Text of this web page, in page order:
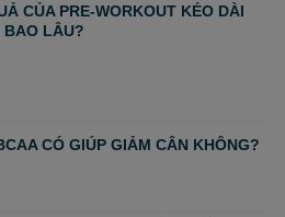
CỦA PRE-WORKOUT KÉO DÀI
BAO LÂU?
CÓ GIÚP GIẢM CÂN KHÔNG?